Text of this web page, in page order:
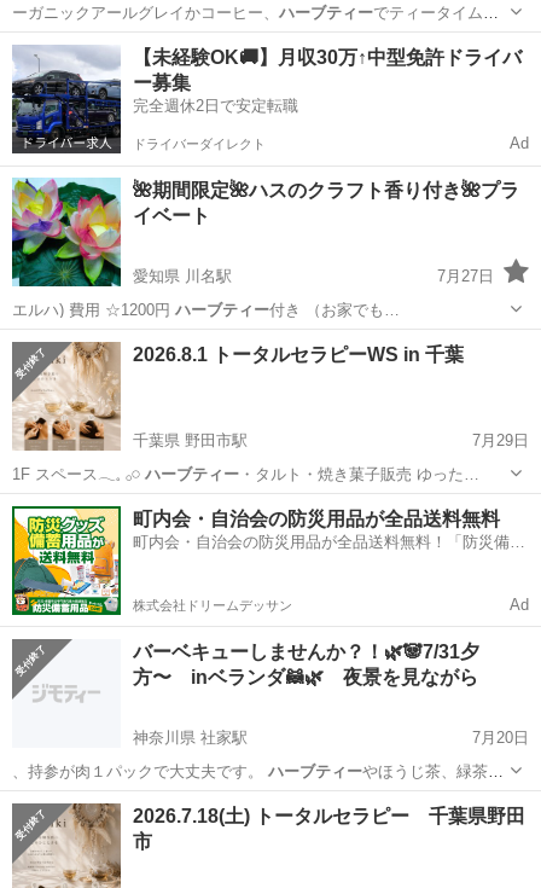
ーガニックアールグレイかコーヒー、 ハーブティーでティータイムは
いかがでしょうか？…
神奈川 厚木市 社家駅 パーティー ミント
【未経験OK🚚】月収30万↑中型免許ドライバ
ー募集
完全週休2日で安定転職
ドライバーダイレクト Ad
🌺期間限定🌺ハスのクラフト香り付き🌺プラ
イベート
愛知県 川名駅
7月27日
エルハ) 費用 ☆1200円 ハーブティー 付き （お家でも…
愛知 名古屋市 川名駅 ワークショップ クラフト
2026.8.1 トータルセラピーWS in 千葉
千葉県 野田市駅
7月29日
1F スペース𓂃𓈒 𓂂𓏸 ハーブティー ・タルト・焼き菓子販売 ゆった…
千葉 野田市 野田市駅 ワークショップ 焼き菓子
町内会・自治会の防災用品が全品送料無料
町内会・自治会の防災用品が全品送料無料！「防災備蓄
株式会社ドリームデッサン Ad
バーベキューしませんか？！🌿🐼7/31夕
方〜 inベランダ🦝🌿 夜景を見ながら
神奈川県 社家駅
7月20日
、持参が肉１パックで大丈夫です。 ハーブティーやほうじ茶、緑茶は
冷蔵庫に入る分お…
神奈川 厚木市 パーティー バーベキュー
2026.7.18(土) トータルセラピー 千葉県野田
市